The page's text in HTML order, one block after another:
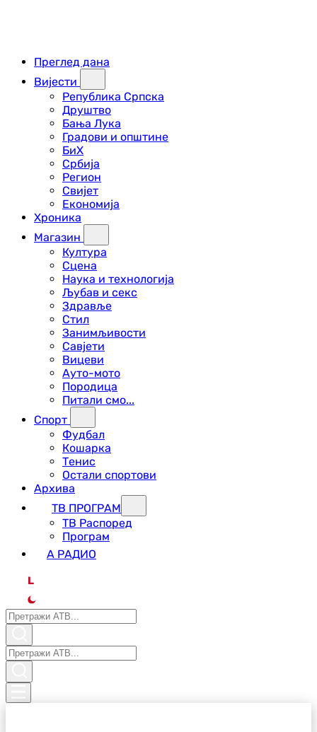
Преглед дана
Вијести
Република Српска
Друштво
Бања Лука
Градови и општине
БиХ
Србија
Регион
Свијет
Економија
Хроника
Магазин
Култура
Сцена
Наука и технологија
Љубав и секс
Здравље
Стил
Занимљивости
Савјети
Вицеви
Ауто-мото
Породица
Питали смо...
Спорт
Фудбал
Кошарка
Тенис
Остали спортови
Архива
ТВ ПРОГРАМ
ТВ Распоред
Програм
А РАДИО
L